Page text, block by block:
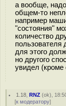
а вообще,
общем-то
например
"состояния"
количество
пользователя
для этого
но другого
увидел (кроме
1.18 ,RNZ (ok),
[к модератору]